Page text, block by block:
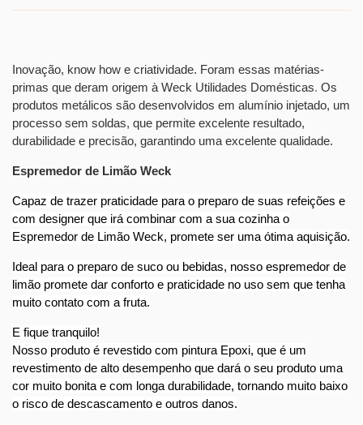
Inovação, know how e criatividade. Foram essas matérias-
primas que deram origem à Weck Utilidades Domésticas. Os
produtos metálicos são desenvolvidos em alumínio injetado, um
processo sem soldas, que permite excelente resultado,
durabilidade e precisão, garantindo uma excelente qualidade.
Espremedor de Limão Weck
Capaz de trazer praticidade para o preparo de suas refeições e
com designer que irá combinar com a sua cozinha o
Espremedor de Limão Weck, promete ser uma ótima aquisição.
Ideal para o preparo de suco ou bebidas, nosso espremedor de
limão promete dar conforto e praticidade no uso sem que tenha
muito contato com a fruta.
E fique tranquilo!
Nosso produto é revestido com pintura Epoxi, que é um
revestimento de alto desempenho que dará o seu produto uma
cor muito bonita e com longa durabilidade, tornando muito baixo
o risco de descascamento e outros danos.